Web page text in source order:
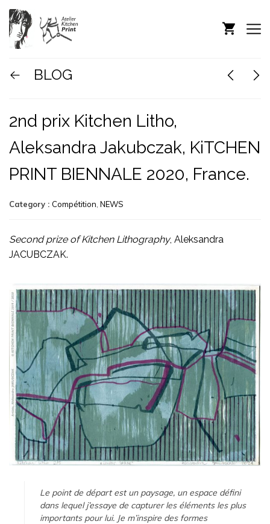
BLOG
2nd prix Kitchen Litho,
Aleksandra Jakubczak, KiTCHEN
PRINT BIENNALE 2020, France.
Category : Compétition, NEWS
Second prize of Kitchen Lithography, Aleksandra
JACUBCZAK.
Le point de départ est un paysage, un espace défini
dans lequel j’essaye de capturer les éléments les plus
importants pour lui. Je m’inspire des formes